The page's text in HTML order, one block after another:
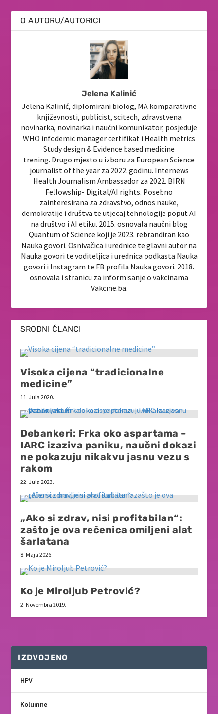
O AUTORU/AUTORICI
Jelena Kalinić
Jelena Kalinić, diplomirani biolog, MA komparativne
književnosti, publicist, scitech, zdravstvena
novinarka, novinarka i naučni komunikator, posjeduje
WHO infodemic manager certifikat i Health metrics
Study design & Evidence based medicine
trening. Drugo mjesto u izboru za European Science
journalist of the year za 2022. godinu. Internews
Health Journalism Ambassador za 2022. BIRN
Fellowship- Digital/AI rights. Posebno
zainteresirana za zdravstvo, odnos nauke,
demokratije i društva te utjecaj tehnologije poput AI
na društvo i AI etiku. 2015. osnovala naučni blog
Quantum of Science koji je 2023. rebrandiran kao
Nauka govori. Osnivačica i urednice te glavni autor na
Nauka govori te voditeljica i urednica podkasta Nauka
govori i Instagram te FB profila Nauka govori. 2018.
osnovala i stranicu za informisanje o vakcinama
Vakcine.ba.
SRODNI ČLANCI
Visoka cijena “tradicionalne
medicine”
11. Jula 2020.
Debankeri: Frka oko aspartama –
IARC izaziva paniku, naučni dokazi
ne pokazuju nikakvu jasnu vezu s
rakom
22. Jula 2023.
„Ako si zdrav, nisi profitabilan“:
zašto je ova rečenica omiljeni alat
šarlatana
8. Maja 2026.
Ko je Miroljub Petrović?
2. Novembra 2019.
IZDVOJENO
HPV
Kolumne